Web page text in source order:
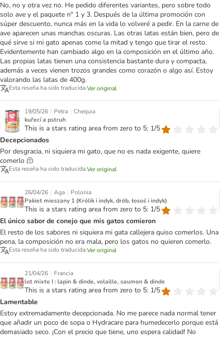
No, no y otra vez no. He pedido diferentes variantes, pero sobre todo
solo ave y el paquete nº 1 y 3. Después de la última promoción con
súper descuento, nunca más en la vida lo volveré a pedir. En la carne de
ave aparecen unas manchas oscuras. Las otras latas están bien, pero de
qué sirve si mi gato apenas come la mitad y tengo que tirar el resto.
Evidentemente han cambiado algo en la composición en el último año.
Las propias latas tienen una consistencia bastante dura y compacta,
además a veces vienen trozos grandes como corazón o algo así. Estoy
valorando las latas de 400g.
Esta reseña ha sido traducida.Ver original
19/05/26 | Petra | Chequia
kuřecí a pstruh
This is a stars rating area from zero to 5: 1/5
Decepcionados
Por desgracia, ni siquiera mi gato, que no es nada exigente, quiere
comerlo 🫠
Esta reseña ha sido traducida.Ver original
26/04/26 | Aga | Polonia
Pakiet mieszany 1 (Królik i indyk, drób, łosoś i indyk)
This is a stars rating area from zero to 5: 1/5
El único sabor de conejo que mis gatos comieron
El resto de los sabores ni siquiera mi gata callejera quiso comerlos. Una
pena, la composición no era mala, pero los gatos no quieren comerlo.
Esta reseña ha sido traducida.Ver original
21/04/26 | Francia
lot mixte I : lapin & dinde, volaille, saumon & dinde
This is a stars rating area from zero to 5: 1/5
Lamentable
Estoy extremadamente decepcionada. No me parece nada normal tener
que añadir un poco de sopa o Hydracare para humedecerlo porque está
demasiado seco. ¡Con el precio que tiene, uno espera calidad! No